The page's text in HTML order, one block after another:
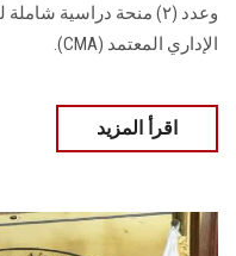
وعدد (٢) منحة دراسية
الإداري المعتمد (CMA).
اقرأ المزيد